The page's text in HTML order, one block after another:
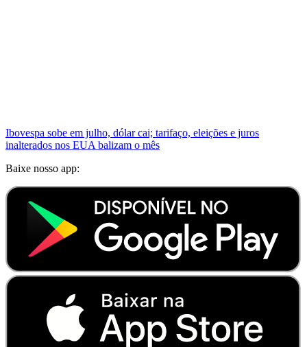
Ibovespa sobe em julho, dólar cai; tarifaço, eleições e juros
inalterados nos EUA balizam o mês
Baixe nosso app: